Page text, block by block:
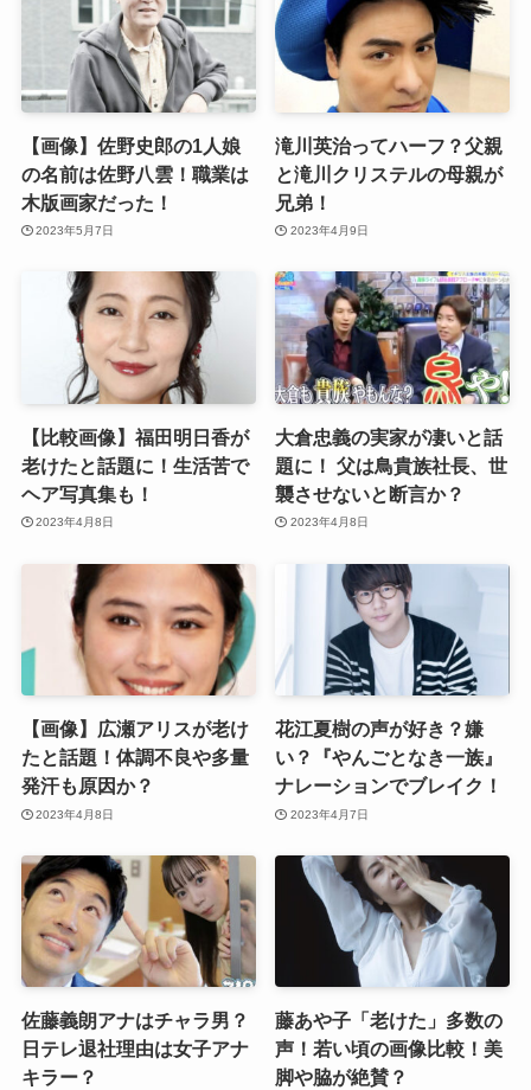
【画像】佐野史郎の1人娘
の名前は佐野八雲！職業は
木版画家だった！
2023年5月7日
滝川英治ってハーフ？父親
と滝川クリステルの母親が
兄弟！
2023年4月9日
【比較画像】福田明日香が
老けたと話題に！生活苦で
ヘア写真集も！
2023年4月8日
大倉忠義の実家が凄いと話
題に！ 父は鳥貴族社長、世
襲させないと断言か？
2023年4月8日
【画像】広瀬アリスが老け
たと話題！体調不良や多量
発汗も原因か？
2023年4月8日
花江夏樹の声が好き？嫌
い？『やんごとなき一族』
ナレーションでブレイク！
2023年4月7日
佐藤義朗アナはチャラ男？
日テレ退社理由は女子アナ
キラー？
藤あや子「老けた」多数の
声！若い頃の画像比較！美
脚や脇が絶賛？